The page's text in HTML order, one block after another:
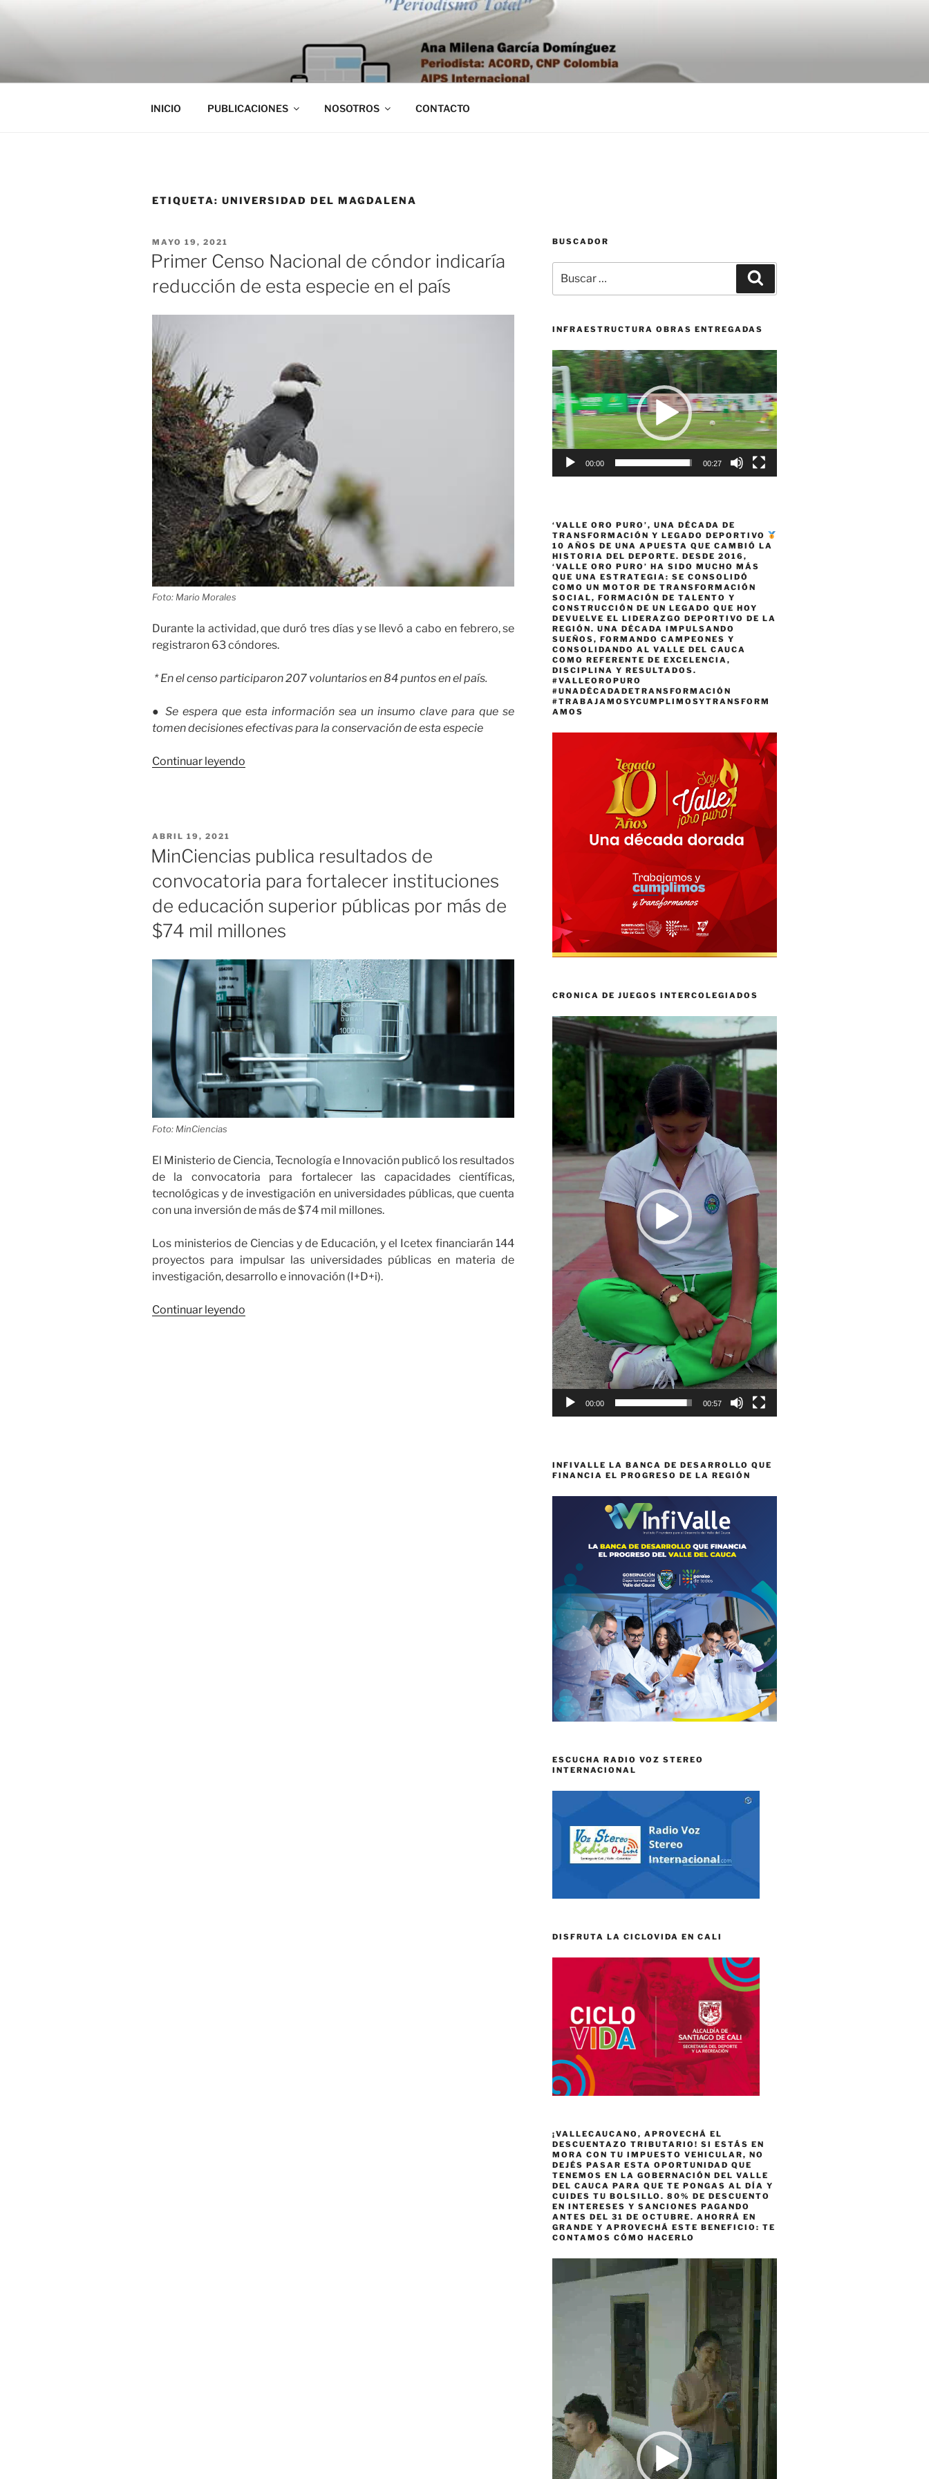
INICIO PUBLICACIONES NOSOTROS CONTACTO
ETIQUETA: UNIVERSIDAD DEL MAGDALENA
PUBLICADO
EL
MAYO 19, 2021
Primer Censo Nacional de cóndor indicaría
reducción de esta especie en el país
Foto: Mario Morales
Durante la actividad, que duró tres días y se llevó a cabo en febrero, se
registraron 63 cóndores.
*En el censo participaron 207 voluntarios en 84 puntos en el país.
● Se espera que esta información sea un insumo clave para que se
tomen decisiones efectivas para la conservación de esta especie
Continuar leyendo
reducción
de
especie
en
país»
PUBLICADO
EL
ABRIL 19, 2021
MinCiencias publica resultados de
convocatoria para fortalecer instituciones
de educación superior públicas por más de
$74 mil millones
Foto: MinCiencias
El Ministerio de Ciencia, Tecnología e Innovación publicó los resultados
de la convocatoria para fortalecer las capacidades científicas,
tecnológicas y de investigación en universidades públicas, que cuenta
con una inversión de más de $74 mil millones.
Los ministerios de Ciencias y de Educación, y el Icetex financiarán 144
proyectos para impulsar las universidades públicas en materia de
investigación, desarrollo e innovación (I+D+i).
Continuar leyendo
BUSCADOR
por:
INFRAESTRUCTURA OBRAS ENTREGADAS
Reproductor
de
vídeo
00:00 00:27
‘VALLE ORO PURO’, UNA DÉCADA DE
TRANSFORMACIÓN Y LEGADO DEPORTIVO
10 AÑOS DE UNA APUESTA QUE CAMBIÓ LA
HISTORIA DEL DEPORTE. DESDE 2016,
‘VALLE ORO PURO’ HA SIDO MUCHO MÁS
QUE UNA ESTRATEGIA: SE CONSOLIDÓ
COMO UN MOTOR DE TRANSFORMACIÓN
SOCIAL, FORMACIÓN DE TALENTO Y
CONSTRUCCIÓN DE UN LEGADO QUE HOY
DEVUELVE EL LIDERAZGO DEPORTIVO DE LA
REGIÓN. UNA DÉCADA IMPULSANDO
SUEÑOS, FORMANDO CAMPEONES Y
CONSOLIDANDO AL VALLE DEL CAUCA
COMO REFERENTE DE EXCELENCIA,
DISCIPLINA Y RESULTADOS.
#VALLEOROPURO
#UNADÉCADADETRANSFORMACIÓN
#TRABAJAMOSYCUMPLIMOSYTRANSFORM
AMOS
CRONICA DE JUEGOS INTERCOLEGIADOS
Reproductor
vídeo
00:00 00:57
INFIVALLE LA BANCA DE DESARROLLO QUE
FINANCIA EL PROGRESO DE LA REGIÓN
ESCUCHA RADIO VOZ STEREO
INTERNACIONAL
DISFRUTA LA CICLOVIDA EN CALI
¡VALLECAUCANO, APROVECHÁ EL
DESCUENTAZO TRIBUTARIO! SI ESTÁS EN
MORA CON TU IMPUESTO VEHICULAR, NO
DEJÉS PASAR ESTA OPORTUNIDAD QUE
TENEMOS EN LA GOBERNACIÓN DEL VALLE
DEL CAUCA PARA QUE TE PONGAS AL DÍA Y
CUIDES TU BOLSILLO. 80% DE DESCUENTO
EN INTERESES Y SANCIONES PAGANDO
ANTES DEL 31 DE OCTUBRE. AHORRÁ EN
GRANDE Y APROVECHÁ ESTE BENEFICIO: TE
CONTAMOS CÓMO HACERLO
de